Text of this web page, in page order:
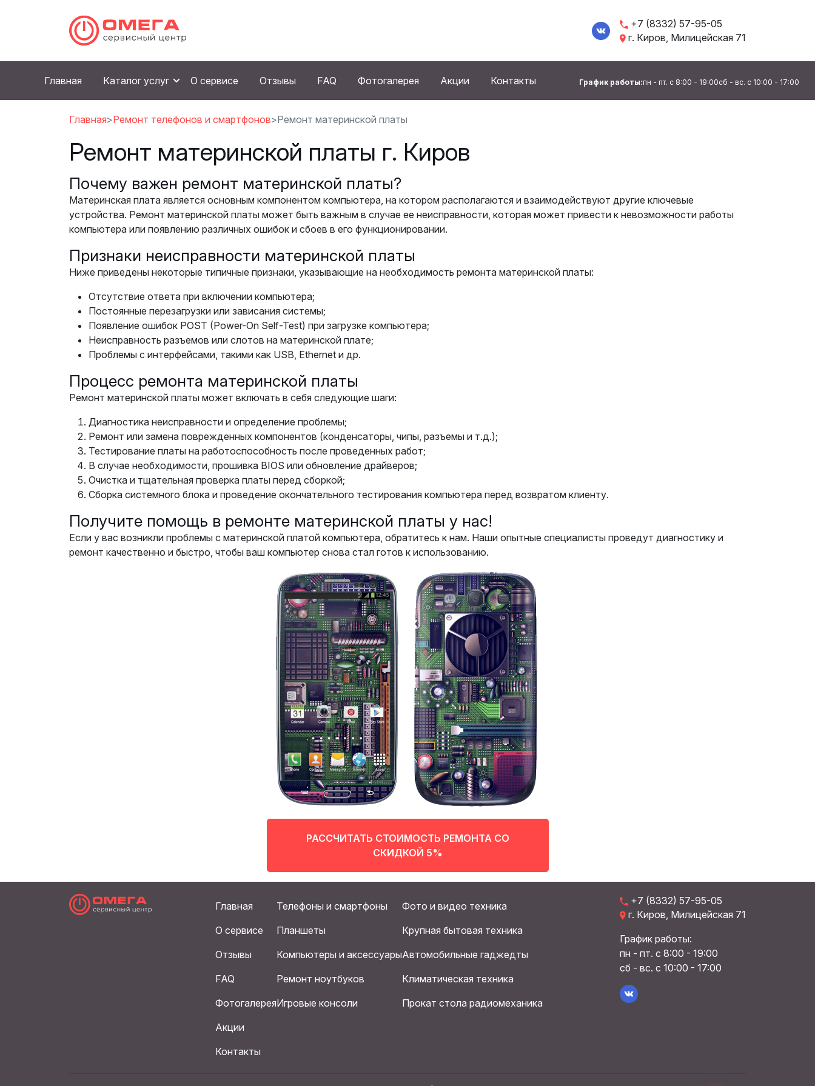
+7 (8332) 57-95-05
г. Киров, Милицейская 71
Главная Каталог услуг О сервисе Отзывы FAQ Фотогалерея Акции Контакты График работы:пн - пт. с 8:00 - 19:00сб - вс. с 10:00 - 17:00
Главная Ремонт телефонов и смартфонов Ремонт материнской платы
Ремонт материнской платы г. Киров
Почему важен ремонт материнской платы?
Материнская плата является основным компонентом компьютера, на котором располагаются и взаимодействуют другие ключевые
устройства. Ремонт материнской платы может быть важным в случае ее неисправности, которая может привести к невозможности работы
компьютера или появлению различных ошибок и сбоев в его функционировании.
Признаки неисправности материнской платы
Ниже приведены некоторые типичные признаки, указывающие на необходимость ремонта материнской платы:
Отсутствие ответа при включении компьютера;
Постоянные перезагрузки или зависания системы;
Появление ошибок POST (Power-On Self-Test) при загрузке компьютера;
Неисправность разъемов или слотов на материнской плате;
Проблемы с интерфейсами, такими как USB, Ethernet и др.
Процесс ремонта материнской платы
Ремонт материнской платы может включать в себя следующие шаги:
Диагностика неисправности и определение проблемы;
Ремонт или замена поврежденных компонентов (конденсаторы, чипы, разъемы и т.д.);
Тестирование платы на работоспособность после проведенных работ;
В случае необходимости, прошивка BIOS или обновление драйверов;
Очистка и тщательная проверка платы перед сборкой;
Сборка системного блока и проведение окончательного тестирования компьютера перед возвратом клиенту.
Получите помощь в ремонте материнской платы у нас!
Если у вас возникли проблемы с материнской платой компьютера, обратитесь к нам. Наши опытные специалисты проведут диагностику и
ремонт качественно и быстро, чтобы ваш компьютер снова стал готов к использованию.
РАССЧИТАТЬ СТОИМОСТЬ РЕМОНТА СО
СКИДКОЙ 5%
Главная
О сервисе
Отзывы
FAQ
Фотогалерея
Акции
Контакты
Телефоны и смартфоны
Планшеты
Компьютеры и аксессуары
Ремонт ноутбуков
Игровые консоли
Фото и видео техника
Крупная бытовая техника
Автомобильные гаджедты
Климатическая техника
Прокат стола радиомеханика
+7 (8332) 57-95-05
г. Киров, Милицейская 71
График работы:
пн - пт. с 8:00 - 19:00
сб - вс. с 10:00 - 17:00